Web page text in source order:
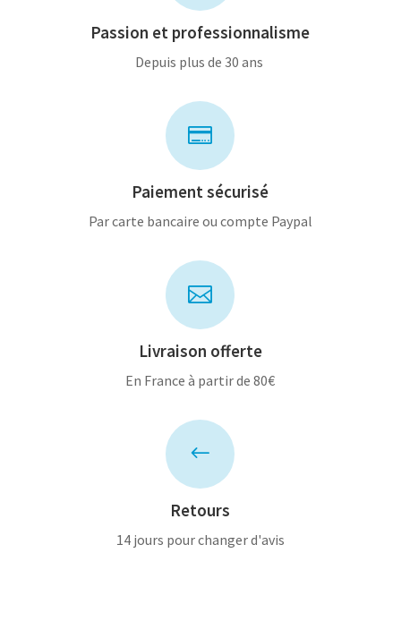
Passion et professionnalisme
Depuis plus de 30 ans

Paiement sécurisé
Par carte bancaire ou compte Paypal

Livraison offerte
En France à partir de 80€
#
Retours
14 jours pour changer d'avis